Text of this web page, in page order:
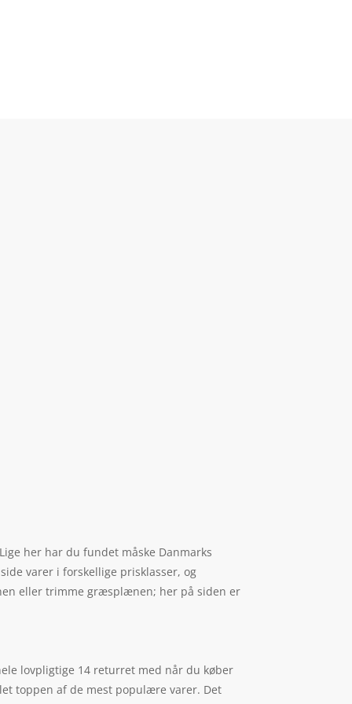
her har du fundet måske Danmarks
varer i forskellige prisklasser, og
eller trimme græsplænen; her på siden er
lovpligtige 14 returret med når du køber
toppen af de mest populære varer. Det